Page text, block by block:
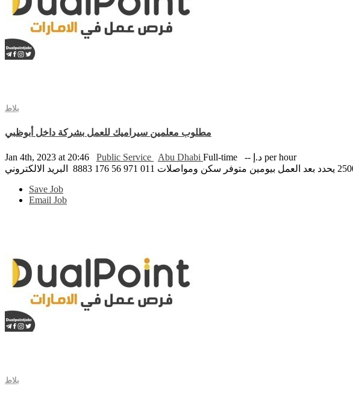
بلاط
مطلوب معلمين سيراميك للعمل بشركة داخل أبوظبي
Jan 4th, 2023 at 20:46 Public Service Abu Dhabi Full-time
-- د.إ per hour
Save Job
Email Job
بلاط